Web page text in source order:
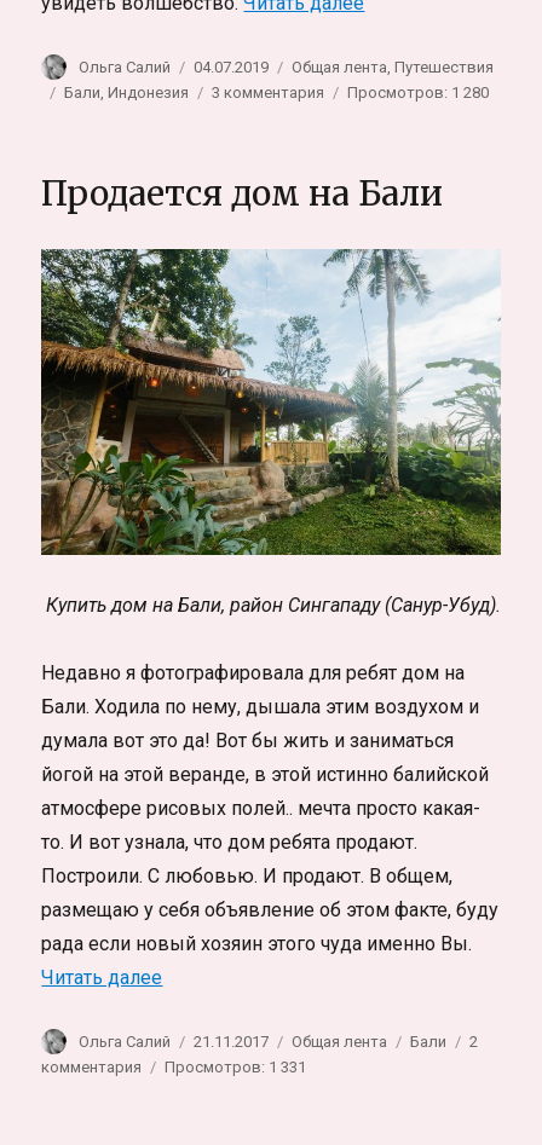
Автор
Ольга Салий Опубликовано
04.07.2019 Рубрики
Общая лента ,Путешествия
Метки
Бали ,Индонезия 3 комментария
Danu
Храм
горном
озере
Просмотров: 1 280
Продается дом на Бали
Купить дом на Бали, район Сингападу (Санур-Убуд).
Недавно я фотографировала для ребят дом на
Бали. Ходила по нему, дышала этим воздухом и
думала вот это да! Вот бы жить и заниматься
йогой на этой веранде, в этой истинно балийской
атмосфере рисовых полей.. мечта просто какая-
то. И вот узнала, что дом ребята продают.
Построили. С любовью. И продают. В общем,
размещаю у себя объявление об этом факте, буду
рада если новый хозяин этого чуда именно Вы.
Читать далее«Продается дом на Бали»
Автор
Ольга Салий Опубликовано
21.11.2017 Рубрики
Общая лента Метки
Бали
2
комментария
Просмотров: 1 331